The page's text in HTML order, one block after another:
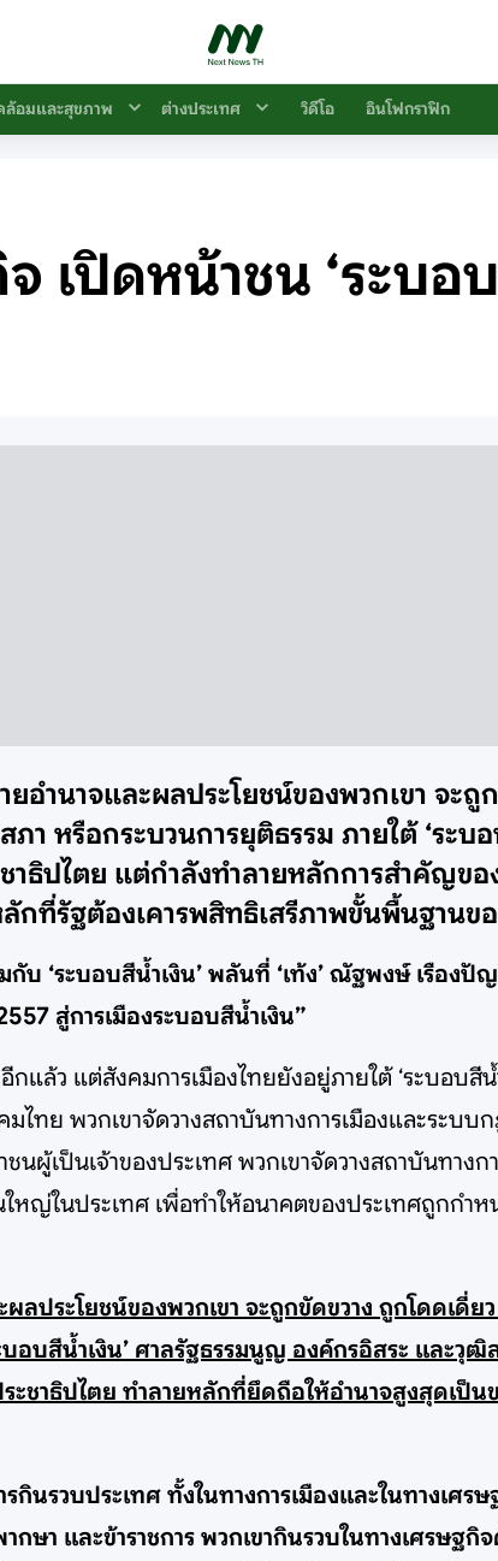
ล้อมและสุขภาพ ต่างประเทศ วิดีโอ อินโฟกราฟิก
เปิดหน้าชน ‘ระบอบ
อำนาจและผลประโยชน์ของพวกเขา จะถู
หรือกระบวนการยุติธรรม ภายใต้ ‘ระบ
ธิปไตย แต่กำลังทำลายหลักการสำคัญข
กที่รัฐต้องเคารพสิทธิเสรีภาพขั้นพื้นฐานข
มกับ ‘ระบอบสีน้ำเงิน’ พลันที่ ‘เท้ง’ ณัฐพงษ์ เรือ
สู่การเมืองระบอบสีน้ำเงิน”
แล้ว แต่สังคมการเมืองไทยยังอยู่ภายใต้ ‘ระบอบ
ไทย พวกเขาจัดวางสถาบันทางการเมืองและระบ
นผู้เป็นเจ้าของประเทศ พวกเขาจัดวางสถาบันทาง
หญ่ในประเทศ เพื่อทำให้อนาคตของประเทศถูกก
ลประโยชน์ของพวกเขา จะถูกขัดขวาง ถูกโดดเดี่
อบสีน้ำเงิน’ ศาลรัฐธรรมนูญ องค์กรอิสระ และวุ
ชาธิปไตย ทำลายหลักที่ยึดถือให้อำนาจสูงสุดเป็
กินรวบประเทศ ทั้งในทางการเมืองและในทางเศร
ษา และข้าราชการ พวกเขากินรวบในทางเศรษฐ